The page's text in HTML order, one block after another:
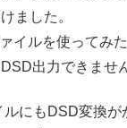
ました。
イルを使ってみ
出力できませ
ルにもDSD変換が